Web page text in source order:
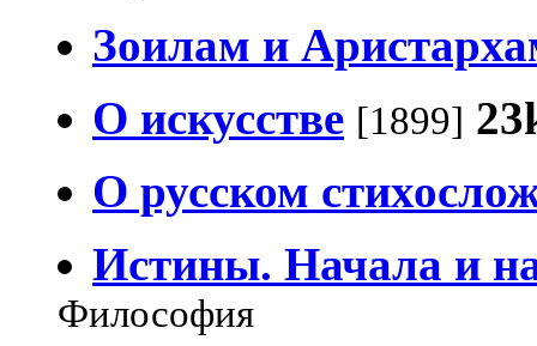
Зоилам и
О искусстве [1899]
О русском
Истины. Начала и
Философия